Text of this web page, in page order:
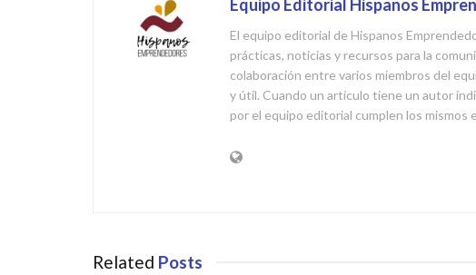
Equipo Editorial Hispanos
El equipo editorial de Hispanos
prácticas, noticias y recursos para la
colaboración entre varios miembros del
y útil. Cuando un artículo tiene un autor
por el equipo editorial cumplen los mismos
Related Posts